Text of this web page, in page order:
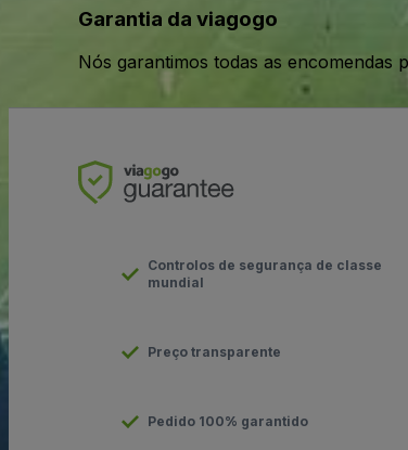
Garantia da viagogo
Nós garantimos todas as encomendas
Controlos de segurança de classe
mundial
Preço transparente
Pedido 100% garantido